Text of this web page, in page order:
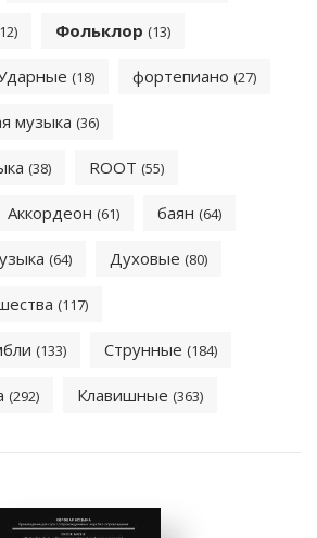
Фольклор (13)
(18) фортепиано (27)
музыка (36)
(38) ROOT (55)
Аккордеон (61) баян (64)
(64) Духовые (80)
(117)
(133) Струнные (184)
(292) Клавишные (363)